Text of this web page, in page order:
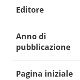
Editore
Anno di
pubblicazione
Pagina iniziale